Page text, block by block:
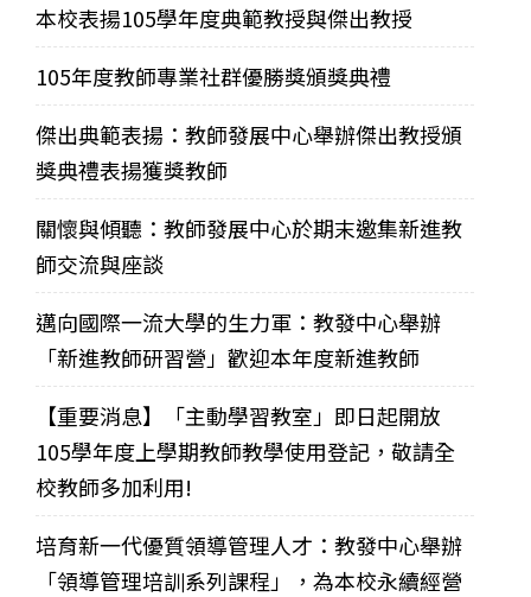
本校表揚105學年度典範教授與傑出教授
105年度教師專業社群優勝獎頒獎典禮
傑出典範表揚：教師發展中心舉辦傑出教授頒
獎典禮表揚獲獎教師
關懷與傾聽：教師發展中心於期末邀集新進教
師交流與座談
邁向國際一流大學的生力軍：教發中心舉辦
「新進教師研習營」歡迎本年度新進教師
【重要消息】「主動學習教室」即日起開放
105學年度上學期教師教學使用登記，敬請全
校教師多加利用!
培育新一代優質領導管理人才：教發中心舉辦
「領導管理培訓系列課程」，為本校永續經營